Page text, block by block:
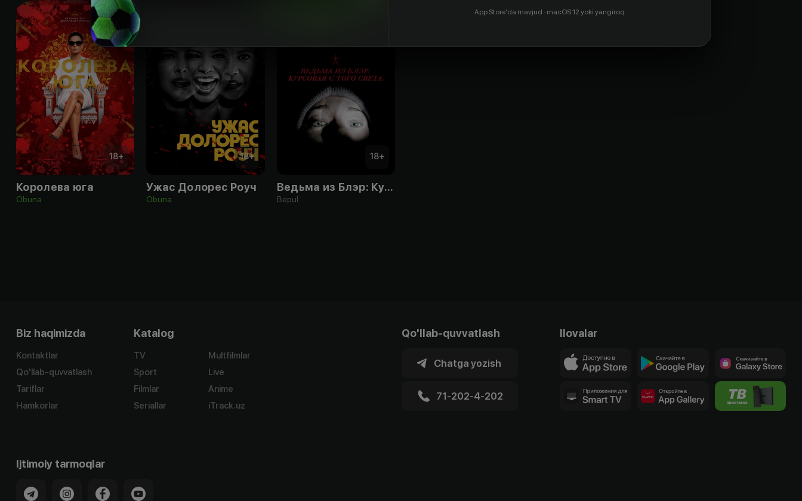
18+
Королева юга
Obuna
18+
Ужас Долорес Роуч
Obuna
18+
Ведьма из Блэр: Курсовая с того света
Bepul
Biz haqimizda
Kontaktlar
Qo'llab-quvvatlash
Tariflar
Hamkorlar
Katalog
TV
Sport
Filmlar
Seriallar
Multfilmlar
Live
Anime
iTrack.uz
Qo'llab-quvvatlash
Chatga yozish
71-202-4-202
Ilovalar
Ijtimoiy tarmoqlar
App Store'da mavjud · macOS 12 yoki yangiroq